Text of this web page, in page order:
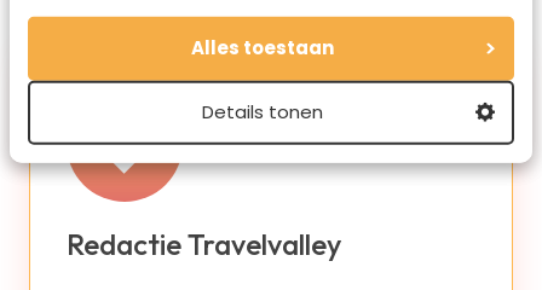
Alles toestaan
Details tonen
Redactie Travelvalley